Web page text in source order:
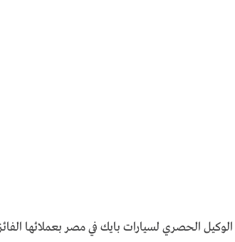
الحصري لسيارات بايك في مصر بعملائها